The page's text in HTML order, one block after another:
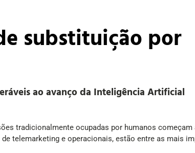
substituição por
ao avanço da Inteligência Artificial
tradicionalmente ocupadas por humanos começam
telemarketing e operacionais, estão entre as mais